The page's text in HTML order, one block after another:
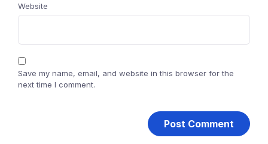
Website
Save my name, email, and website in this browser for the
next time I comment.